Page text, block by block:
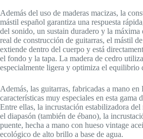
Además del uso de maderas macizas, la
mástil español garantiza una respuesta
del sonido, un sustain duradero y la máxima
real de construcción de guitarras, el mástil
extiende dentro del cuerpo y está
el fondo y la tapa. La madera de cedro
especialmente ligera y optimiza el equilibrio
Además, las guitarras, fabricadas a mano en
características muy especiales en esta gama
Entre ellas, la incrustación estabilizadora del
el diapasón (también de ébano), la
puente, hecha a mano con hueso vintage
ecológico de alto brillo a base de agua.